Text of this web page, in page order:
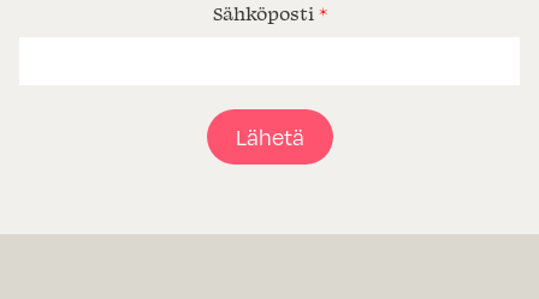
Sähköposti *
Lähetä